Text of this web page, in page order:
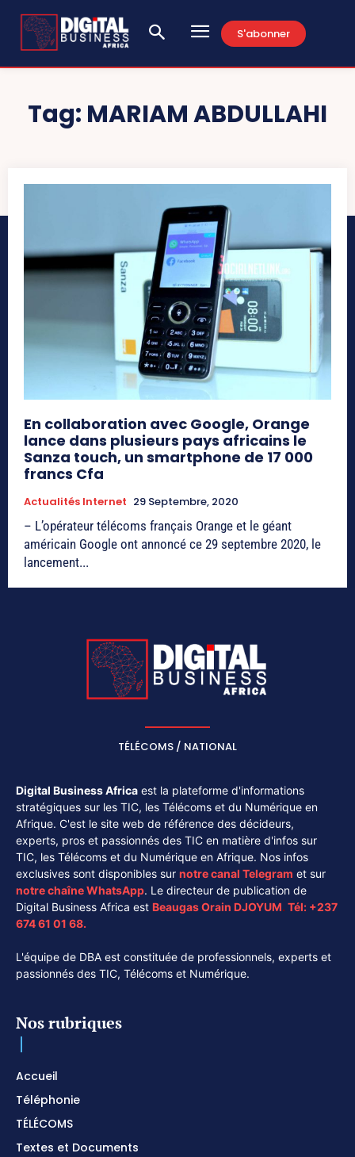
S'abonner
Tag: MARIAM ABDULLAHI
En collaboration avec Google, Orange
lance dans plusieurs pays africains le
Sanza touch, un smartphone de 17 000
francs Cfa
Actualités Internet 29 Septembre, 2020
– L’opérateur télécoms français Orange et le géant
américain Google ont annoncé ce 29 septembre 2020, le
lancement...
TÉLÉCOMS / NATIONAL
Digital Business Africa est la plateforme d'informations
stratégiques sur les TIC, les Télécoms et du Numérique en
Afrique. C'est le site web de référence des décideurs,
experts, pros et passionnés des TIC en matière d'infos sur
TIC, les Télécoms et du Numérique en Afrique. Nos infos
exclusives sont disponibles sur notre canal Telegram et sur
notre chaîneWhatsApp. Le directeur de publication de
Digital Business Africa est Beaugas Orain DJOYUM. Tél: +237
674 61 01 68.
L'équipe de DBA est constituée de professionnels, experts et
passionnés des TIC, Télécoms et Numérique.
Nos rubriques
Accueil
Téléphonie
TÉLÉCOMS
Textes et Documents